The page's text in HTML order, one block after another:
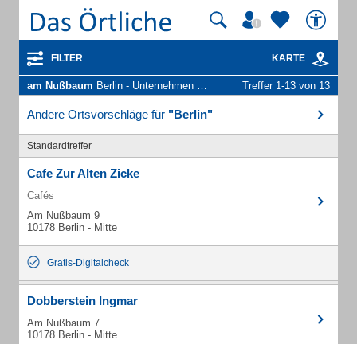
FILTER KARTE
am Nußbaum Berlin - Unternehmen und Personen Treffer 1-13 von 13
Andere Ortsvorschläge für "Berlin"
Standardtreffer
Cafe Zur Alten Zicke
Cafés
Am Nußbaum 9
10178 Berlin - Mitte
Gratis-Digitalcheck
Dobberstein Ingmar
Am Nußbaum 7
10178 Berlin - Mitte